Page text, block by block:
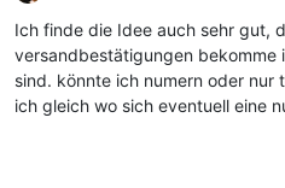
Ich finde die Idee auch sehr gut,
versandbestätigungen bekomme
sind. könnte ich numern oder nur
ich gleich wo sich eventuell eine